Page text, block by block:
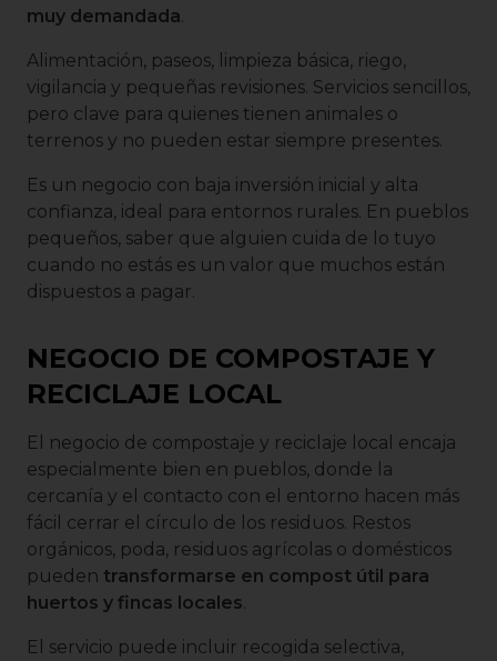
muy demandada.
Alimentación, paseos, limpieza básica, riego,
vigilancia y pequeñas revisiones. Servicios sencillos,
pero clave para quienes tienen animales o
terrenos y no pueden estar siempre presentes.
Es un negocio con baja inversión inicial y alta
confianza, ideal para entornos rurales. En pueblos
pequeños, saber que alguien cuida de lo tuyo
cuando no estás es un valor que muchos están
dispuestos a pagar.
NEGOCIO DE COMPOSTAJE Y
RECICLAJE LOCAL
El negocio de compostaje y reciclaje local encaja
especialmente bien en pueblos, donde la
cercanía y el contacto con el entorno hacen más
fácil cerrar el círculo de los residuos. Restos
orgánicos, poda, residuos agrícolas o domésticos
pueden transformarse en compost útil para
huertos y fincas locales.
El servicio puede incluir recogida selectiva,